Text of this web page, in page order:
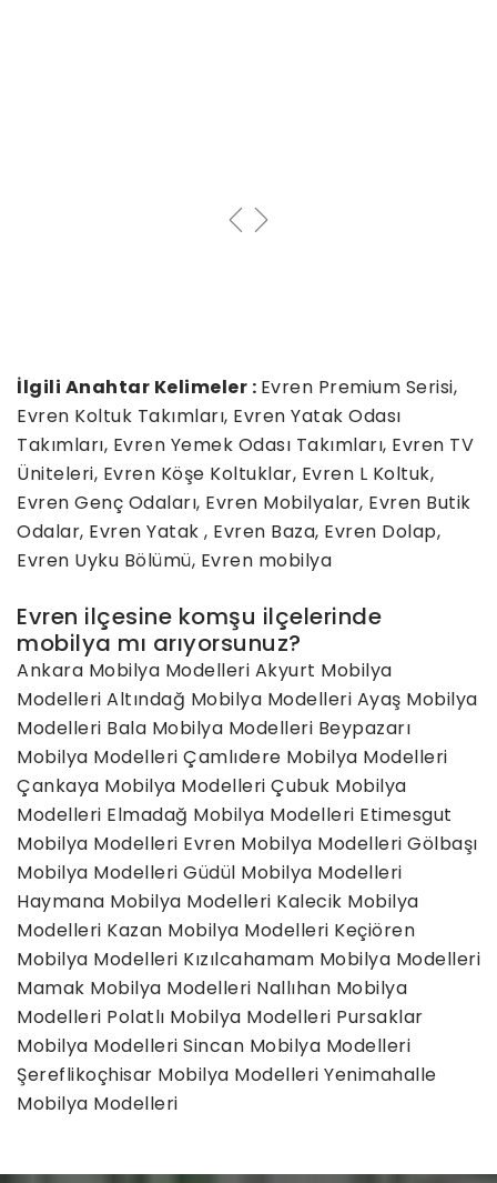
İlgili Anahtar Kelimeler : Evren Premium Serisi,
Evren Koltuk Takımları, Evren Yatak Odası
Takımları, Evren Yemek Odası Takımları, Evren TV
Üniteleri, Evren Köşe Koltuklar, Evren L Koltuk,
Evren Genç Odaları, Evren Mobilyalar, Evren Butik
Odalar, Evren Yatak , Evren Baza, Evren Dolap,
Evren Uyku Bölümü, Evren mobilya
Evren ilçesine komşu ilçelerinde
mobilya mı arıyorsunuz?
Ankara Mobilya Modelleri Akyurt Mobilya
Modelleri Altındağ Mobilya Modelleri Ayaş Mobilya
Modelleri Bala Mobilya Modelleri Beypazarı
Mobilya Modelleri Çamlıdere Mobilya Modelleri
Çankaya Mobilya Modelleri Çubuk Mobilya
Modelleri Elmadağ Mobilya Modelleri Etimesgut
Mobilya Modelleri Evren Mobilya Modelleri Gölbaşı
Mobilya Modelleri Güdül Mobilya Modelleri
Haymana Mobilya Modelleri Kalecik Mobilya
Modelleri Kazan Mobilya Modelleri Keçiören
Mobilya Modelleri Kızılcahamam Mobilya Modelleri
Mamak Mobilya Modelleri Nallıhan Mobilya
Modelleri Polatlı Mobilya Modelleri Pursaklar
Mobilya Modelleri Sincan Mobilya Modelleri
Şereflikoçhisar Mobilya Modelleri Yenimahalle
Mobilya Modelleri